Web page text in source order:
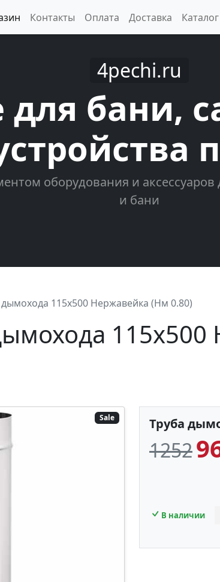
Контакты Оплата Доставка
4pechi.ru
для бани,
оборудования и
и бани
115х500 Нержавейка (Нм 0.80)
Sale Труба
1252
В наличии